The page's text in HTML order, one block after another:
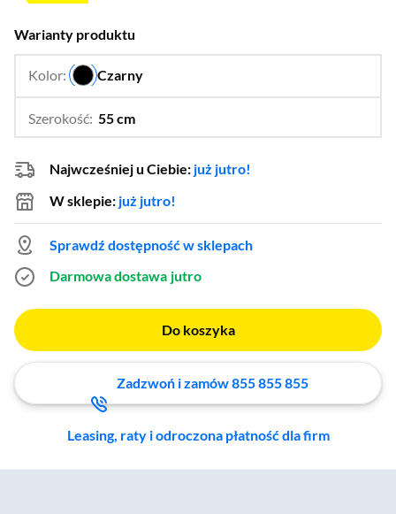
Warianty produktu
Kolor: Czarny
Szerokość: 55 cm
Najwcześniej u Ciebie: już jutro!
W sklepie: już jutro!
Sprawdź dostępność w sklepach
Darmowa dostawa jutro
Do koszyka
Zadzwoń i zamów 855 855 855
Leasing, raty i odroczona płatność dla firm